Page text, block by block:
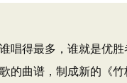
得最多，谁就是优胜
的曲谱，制成新的《竹